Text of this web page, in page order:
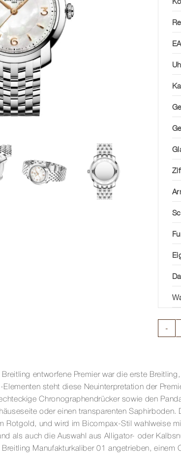
entworfene Premier war die erste
steht diese Neuinterpretation der
Chronographendrücker sowie den
oder einen transparenten
Rotgold, und wird im Bicompax-Stil wahlweise
als auch die Auswahl aus Alligator- oder
Manufakturkaliber 01 angetrieben, einem